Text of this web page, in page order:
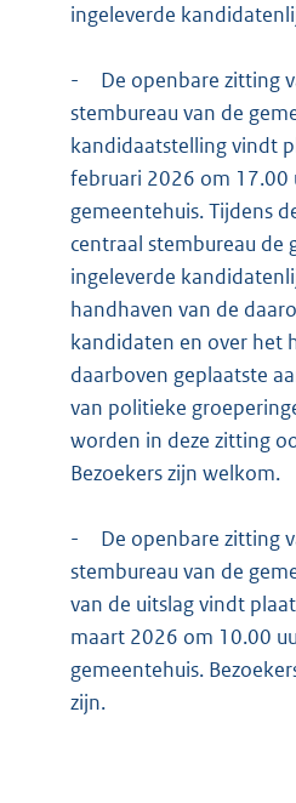
ingeleverde
-
De openbare zitting
stembureau van de
kandidaatstelling vindt
februari 2026 om 17.00
gemeentehuis. Tijdens
centraal stembureau de
ingeleverde
handhaven van de
kandidaten en over het
daarboven geplaatste
van politieke
worden in deze zitting
Bezoekers zijn welkom.
-
De openbare zitting
stembureau van de
van de uitslag vindt
maart 2026 om 10.00
gemeentehuis.
zijn.